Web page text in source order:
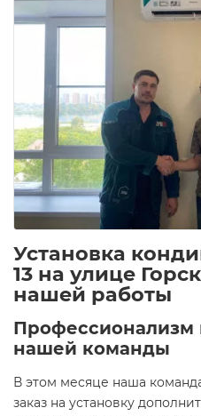
Установка
13 на улице
нашей работы
Профессионализм
нашей команды
В этом месяце наша
заказ на установку